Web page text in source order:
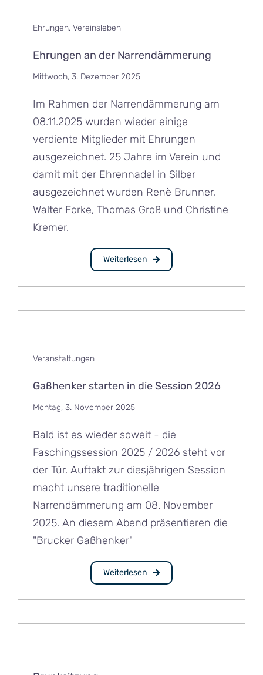
Ehrungen, Vereinsleben
Ehrungen an der Narrendämmerung
Mittwoch, 3. Dezember 2025
Im Rahmen der Narrendämmerung am
08.11.2025 wurden wieder einige
verdiente Mitglieder mit Ehrungen
ausgezeichnet. 25 Jahre im Verein und
damit mit der Ehrennadel in Silber
ausgezeichnet wurden Renè Brunner,
Walter Forke, Thomas Groß und Christine
Kremer.
Weiterlesen
Veranstaltungen
Gaßhenker starten in die Session 2026
Montag, 3. November 2025
Bald ist es wieder soweit - die
Faschingssession 2025 / 2026 steht vor
der Tür. Auftakt zur diesjährigen Session
macht unsere traditionelle
Narrendämmerung am 08. November
2025. An diesem Abend präsentieren die
"Brucker Gaßhenker"
Weiterlesen